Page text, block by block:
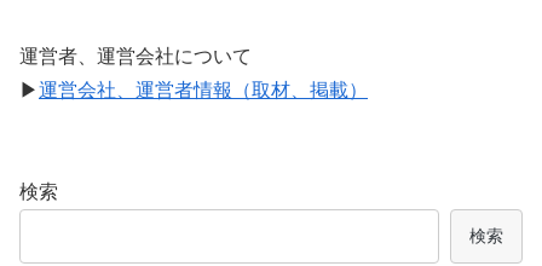
運営者、運営会社について
▶運営会社、運営者情報（取材、掲載）
検索
検索